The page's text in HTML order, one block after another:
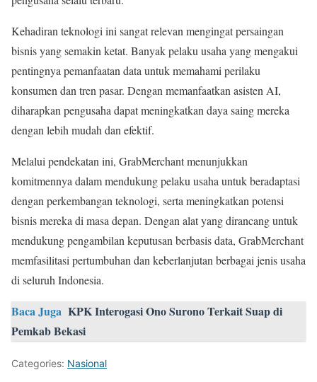
Kehadiran teknologi ini sangat relevan mengingat persaingan
bisnis yang semakin ketat. Banyak pelaku usaha yang mengakui
pentingnya pemanfaatan data untuk memahami perilaku
konsumen dan tren pasar. Dengan memanfaatkan asisten AI,
diharapkan pengusaha dapat meningkatkan daya saing mereka
dengan lebih mudah dan efektif.
Melalui pendekatan ini, GrabMerchant menunjukkan
komitmennya dalam mendukung pelaku usaha untuk beradaptasi
dengan perkembangan teknologi, serta meningkatkan potensi
bisnis mereka di masa depan. Dengan alat yang dirancang untuk
mendukung pengambilan keputusan berbasis data, GrabMerchant
memfasilitasi pertumbuhan dan keberlanjutan berbagai jenis usaha
di seluruh Indonesia.
Baca Juga KPK Interogasi Ono Surono Terkait Suap di
Pemkab Bekasi
Categories: Nasional